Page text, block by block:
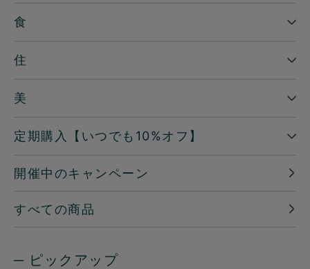
食
住
美
定期購入【いつでも10%オフ】
開催中のキャンペーン
すべての商品
─ ピックアップ